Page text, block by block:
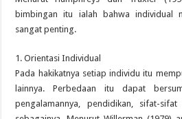
bimbingan itu ialah bahwa individual
sangat penting.
1. Orientasi Individual
Pada hakikatnya setiap individu itu
lainnya. Perbedaan itu dapat
pengalamannya, pendidikan, sifat-